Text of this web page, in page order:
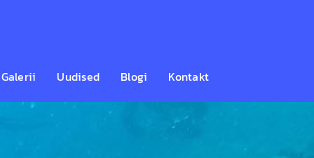
Galerii Uudised Blogi Kontakt